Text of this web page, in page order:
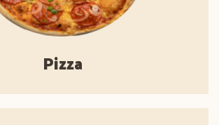
Pizza